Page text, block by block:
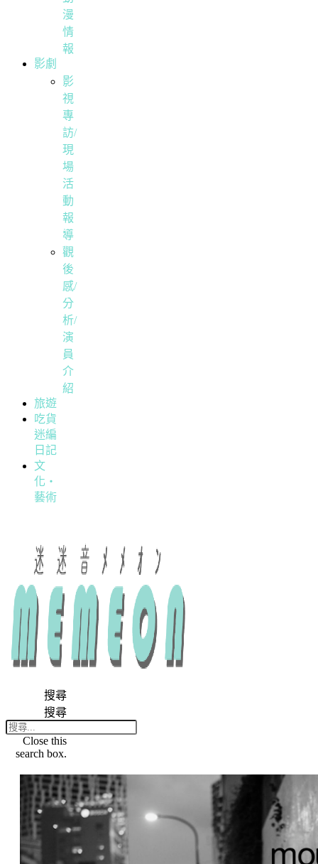
漫
情
報
影劇
影
視
專
訪/
現
場
活
動
報
導
觀
後
感/
分
析/
演
員
介
紹
旅遊
吃貨
迷編
日記
文
化・
藝術
搜尋
搜尋
Close this
search box.